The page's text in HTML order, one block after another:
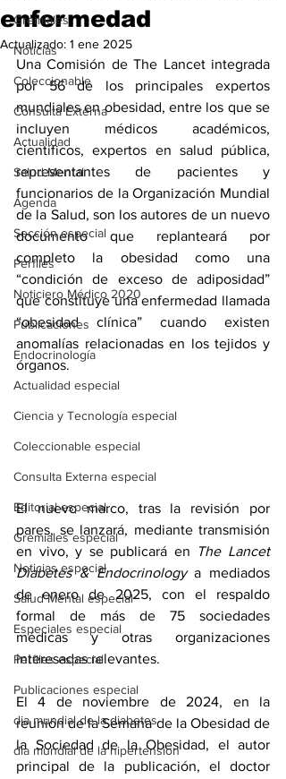
Gremiales
Noticias
Coleccionable
Consulta Externa
Actualidad
Salud Mental
Agenda
Sección especial
Perfiles
Noticiero Médico 2020
Publicaciones
Endocrinología
Actualidad especial
Ciencia y Tecnología especial
Coleccionable especial
Consulta Externa especial
Editorial especial
Gremiales especial
Noticias especial
Salud Mental especial
Especiales especial
Perfiles especial
Publicaciones especial
dia mundial de la diabetes
dia mundial de la hipertension
enfermedad
Actualizado: 1 ene 2025
Una Comisión de The Lancet integrada
por 56 de los principales expertos
mundiales en obesidad, entre los que se
incluyen médicos académicos,
científicos, expertos en salud pública,
representantes de pacientes y
funcionarios de la Organización Mundial
de la Salud, son los autores de un nuevo
documento que replanteará por
completo la obesidad como una
“condición de exceso de adiposidad”
que constituye una enfermedad llamada
“obesidad clínica” cuando existen
anomalías relacionadas en los tejidos y
órganos.
El nuevo marco, tras la revisión por
pares, se lanzará, mediante transmisión
en vivo, y se publicará en
The Lancet
Diabetes & Endocrinology a mediados
de enero de 2025, con el respaldo
formal de más de 75 sociedades
médicas y otras organizaciones
interesadas relevantes.
El 4 de noviembre de 2024, en la
reunión de la Semana de la Obesidad de
la Sociedad de la Obesidad, el autor
principal de la publicación, el doctor